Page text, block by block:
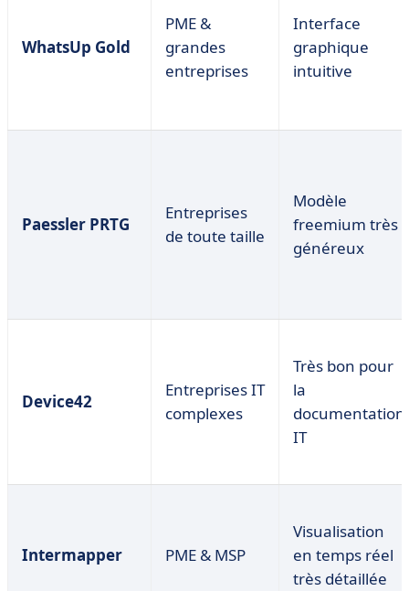
WhatsUp Gold
PME &
grandes
entreprises
Interface
graphique
intuitive
Paessler PRTG
Entreprises
de toute taille
Modèle
freemium très
généreux
Device42
Entreprises IT
complexes
Très bon pour
la
documentation
IT
Intermapper PME & MSP
Visualisation
en temps réel
très détaillée